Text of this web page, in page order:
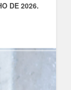
DE 2026.